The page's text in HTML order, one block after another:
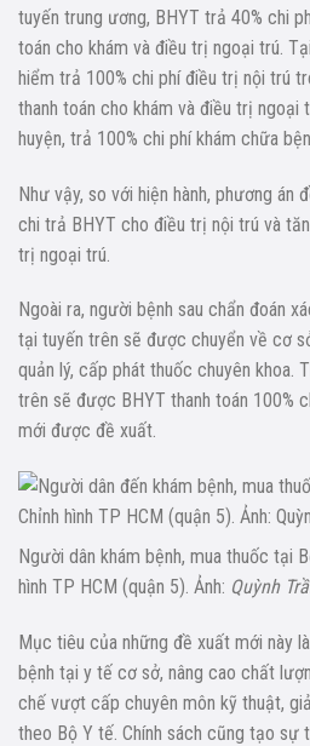
tuyến trung ương, BHYT trả 40% chi
toán cho khám và điều trị ngoại trú.
hiểm trả 100% chi phí điều trị nội trú
thanh toán cho khám và điều trị ngoại
huyện, trả 100% chi phí khám chữa
Như vậy, so với hiện hành, phương án
chi trả BHYT cho điều trị nội trú và
trị ngoại trú.
Ngoài ra, người bệnh sau chẩn đoán
tại tuyến trên sẽ được chuyển về cơ
quản lý, cấp phát thuốc chuyên khoa.
trên sẽ được BHYT thanh toán 100%
mới được đề xuất.
Người dân khám bệnh, mua thuốc tại
hình TP HCM (quận 5). Ảnh: Quỳnh
Mục tiêu của những đề xuất mới này
bệnh tại y tế cơ sở, nâng cao chất
chế vượt cấp chuyên môn kỹ thuật,
theo Bộ Y tế. Chính sách cũng tạo sự